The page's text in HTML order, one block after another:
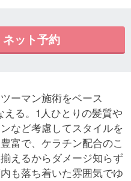
ット予約
ーマン施術をベース
える。1人ひとりの髪質や
など考慮してスタイルを
富で、ケラチン配合のこ
えるからダメージ知らず
も落ち着いた雰囲気でゆ